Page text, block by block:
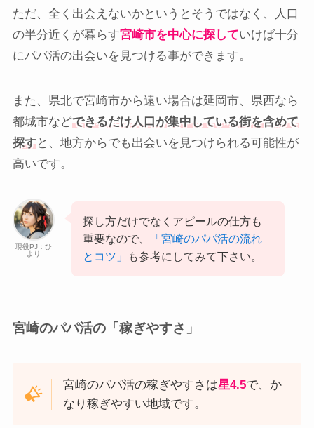
ただ、全く出会えないかというとそうではなく、人口
の半分近くが暮らす宮崎市を中心に探していけば十分
にパパ活の出会いを見つける事ができます。
また、県北で宮崎市から遠い場合は延岡市、県西なら
都城市などできるだけ人口が集中している街を含めて
探すと、地方からでも出会いを見つけられる可能性が
高いです。
現役PJ：ひ
より
探し方だけでなくアピールの仕方も
重要なので、
「宮崎のパパ活の流れ
とコツ」
も参考にしてみて下さい。
宮崎のパパ活の「稼ぎやすさ」
宮崎のパパ活の稼ぎやすさは星4.5で、か
なり稼ぎやすい地域です。